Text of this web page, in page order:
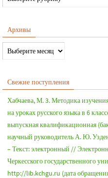
Архивы
Свежие поступления
Хабчаева, М. 3. Методика
на уроках русского языка в 6
выпускная квалификационная
научный руководитель А. Ю.
– Текст: электронный //
Черкесского государственного
http://lib.kchgu.ru (дата